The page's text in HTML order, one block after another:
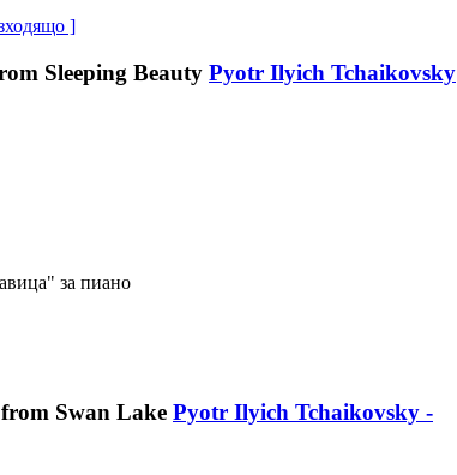
]
Pyotr Ilyich Tchaikovsky
за пиано
Pyotr Ilyich Tchaikovsky -